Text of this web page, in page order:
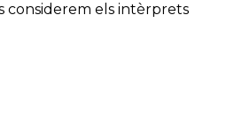
considerem els intèrprets